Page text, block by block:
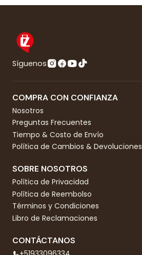
Síguenos
COMPRA CON CONFIANZA
Nosotros
Preguntas Frecuentes
Tiempo & Costo de Envío
Política de Cambios & Devoluciones
SOBRE NOSOTROS
Política de Privacidad
Política de Reembolso
Términos y Condiciones
Libro de Reclamaciones
CONTÁCTANOS